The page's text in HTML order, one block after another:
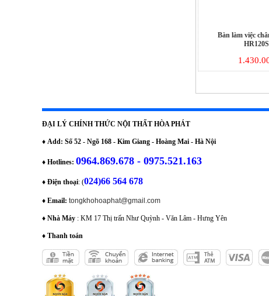
Bàn làm việc
ĐẠI LÝ CHÍNH THỨC NỘI THẤT HÒA PHÁT
♦ Add: Số 52 - Ngõ 168 - Kim Giang - Hoàng Mai - Hà Nội
♦ Hotlines: 0964.869.678 - 0975.521.163
♦ Điện thoại: (024)66 564 678
♦ Email: tongkhohoaphat@gmail.com
♦ Nhà Máy : KM 17 Thị trấn Như Quỳnh - Văn Lâm - Hưng Yên
♦ Thanh toán